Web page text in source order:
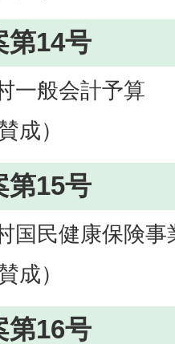
第14号
一般会計予算
成）
第15号
国民健康保険事
成）
第16号